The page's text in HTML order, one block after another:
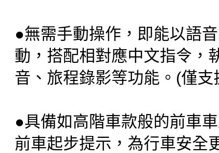
●無需手動操作，即能以語
動，搭配相對應中文指令，
音、旅程錄影等功能。(僅
●具備如高階車款般的前車
前車起步提示，為行車安全